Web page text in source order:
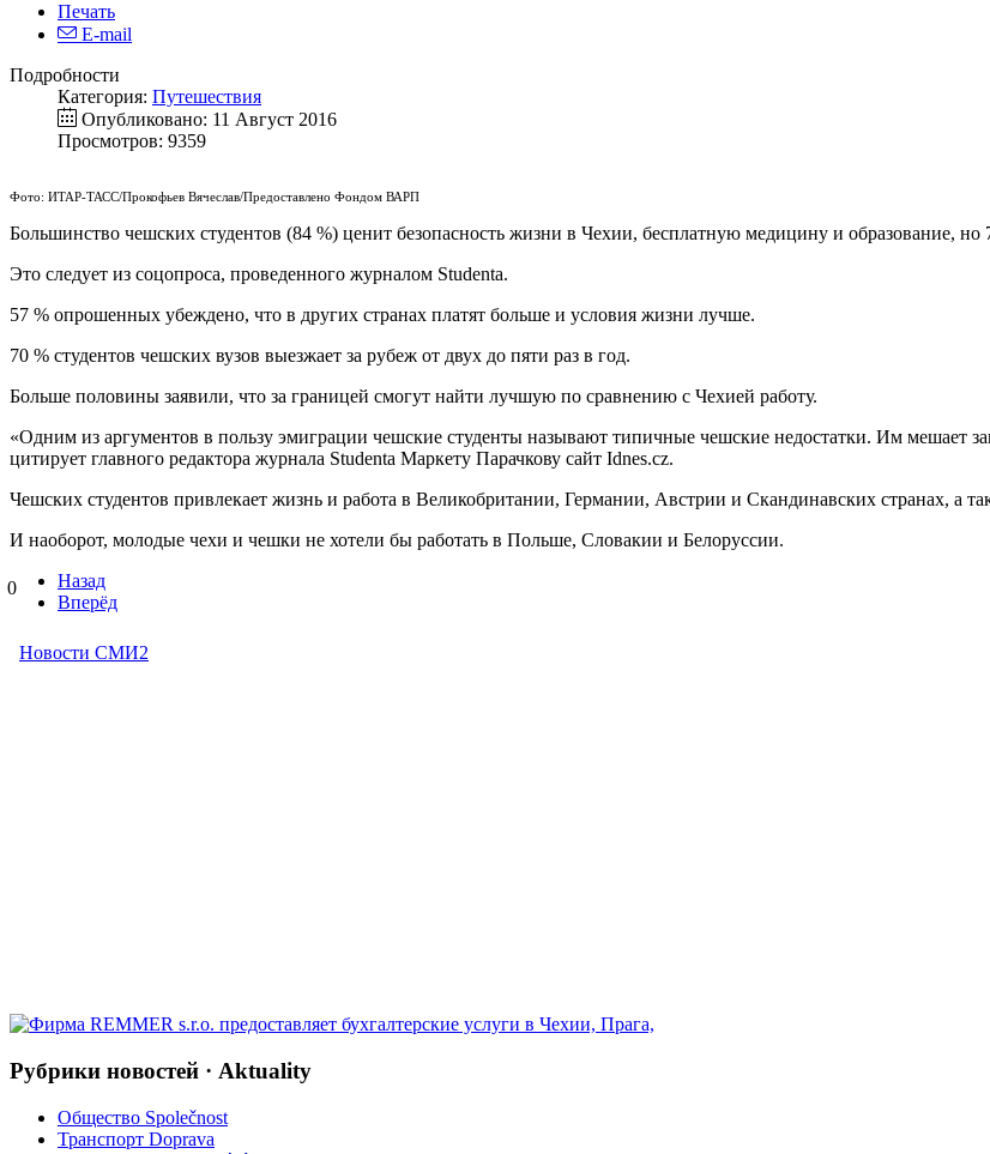
Печать
E-mail
Подробности
Категория: Путешествия
Опубликовано: 11 Август 2016
Просмотров: 9359
Фото: ИТАР-ТАСС/Прокофьев Вячеслав/Предоставлено Фондом ВАРП
Большинство чешских студентов (84 %) ценит безопасность жизни в Чехии, бесплатную медицину и образование, но
Это следует из соцопроса, проведенного журналом Studenta.
57 % опрошенных убеждено, что в других странах платят больше и условия жизни лучше.
70 % студентов чешских вузов выезжает за рубеж от двух до пяти раз в год.
Больше половины заявили, что за границей смогут найти лучшую по сравнению с Чехией работу.
«Одним из аргументов в пользу эмиграции чешские студенты называют типичные чешские недостатки. Им мешает
цитирует главного редактора журнала Studenta Маркету Парачкову сайт Idnes.cz.
Чешских студентов привлекает жизнь и работа в Великобритании, Германии, Австрии и Скандинавских странах,
И наоборот, молодые чехи и чешки не хотели бы работать в Польше, Словакии и Белоруссии.
0
Назад
Вперёд
Рубрики новостей · Aktuality
Общество Společnost
Транспорт Doprava